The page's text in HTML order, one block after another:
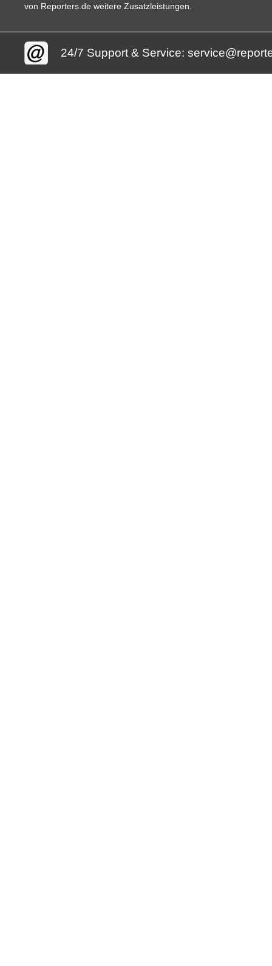
von Reporters.de weitere Zusatzleistungen.
24/7 Support & Service: